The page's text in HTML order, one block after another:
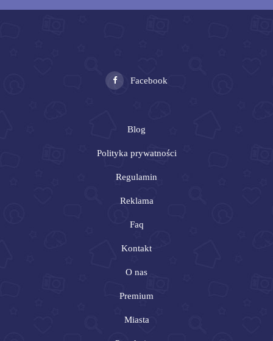
Blog
Polityka prywatności
Regulamin
Reklama
Faq
Kontakt
O nas
Premium
Miasta
Facebook